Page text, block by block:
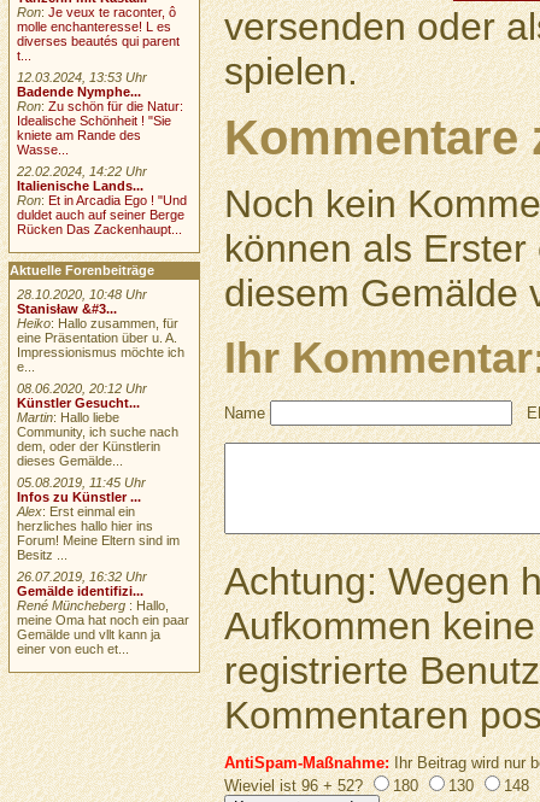
versenden oder
spielen.
Kommentare
Noch kein
können als
diesem Gemälde
Ihr
Name
Achtung: Wegen
Aufkommen
registrierte
Kommentaren
AntiSpam-Maßnahme:Ihr Beitrag wird nur
Wieviel ist 96 + 52?
180 130 148
Ron:Je veux te raconter, ô
molle enchanteresse! L es
diverses beautés qui parent
t...
12.03.2024, 13:53 Uhr
Badende Nymphe...
Ron:Zu schön für die Natur:
Idealische Schönheit ! "Sie
kniete am Rande des
Wasse...
22.02.2024, 14:22 Uhr
Italienische Lands...
Ron:Et in Arcadia Ego ! "Und
duldet auch auf seiner Berge
Rücken Das Zackenhaupt...
Aktuelle Forenbeiträge
28.10.2020, 10:48 Uhr
Stanisław &#3...
Heiko: Hallo zusammen, für
eine Präsentation über u. A.
Impressionismus möchte ich
e...
08.06.2020, 20:12 Uhr
Künstler Gesucht...
Martin: Hallo liebe
Community, ich suche nach
dem, oder der Künstlerin
dieses Gemälde...
05.08.2019, 11:45 Uhr
Infos zu Künstler ...
Alex: Erst einmal ein
herzliches hallo hier ins
Forum! Meine Eltern sind im
Besitz ...
26.07.2019, 16:32 Uhr
Gemälde identifizi...
René Müncheberg : Hallo,
meine Oma hat noch ein paar
Gemälde und vllt kann ja
einer von euch et...